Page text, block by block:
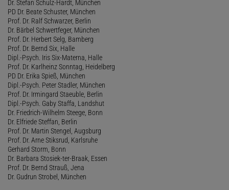
Dr. Stefan Schulz-Hardt, München
PD Dr. Beate Schuster, München
Prof. Dr. Ralf Schwarzer, Berlin
Dr. Bärbel Schwertfeger, München
Prof. Dr. Herbert Selg, Bamberg
Prof. Dr. Bernd Six, Halle
Dipl.-Psych. Iris Six-Materna, Halle
Prof. Dr. Karlheinz Sonntag, Heidelberg
PD Dr. Erika Spieß, München
Dipl.-Psych. Peter Stadler, München
Prof. Dr. Irmingard Staeuble, Berlin
Dipl.-Psych. Gaby Staffa, Landshut
Dr. Friedrich-Wilhelm Steege, Bonn
Dr. Elfriede Steffan, Berlin
Prof. Dr. Martin Stengel, Augsburg
Prof. Dr. Arne Stiksrud, Karlsruhe
Gerhard Storm, Bonn
Dr. Barbara Stosiek-ter-Braak, Essen
Prof. Dr. Bernd Strauß, Jena
Dr. Gudrun Strobel, München